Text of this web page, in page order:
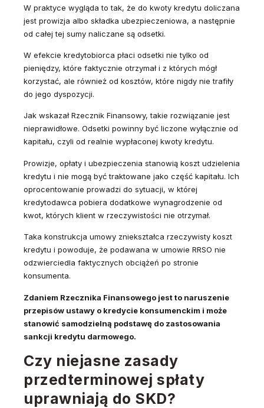
W praktyce wygląda to tak, że do kwoty kredytu doliczana
jest prowizja albo składka ubezpieczeniowa, a następnie
od całej tej sumy naliczane są odsetki.
W efekcie kredytobiorca płaci odsetki nie tylko od
pieniędzy, które faktycznie otrzymał i z których mógł
korzystać, ale również od kosztów, które nigdy nie trafiły
do jego dyspozycji.
Jak wskazał Rzecznik Finansowy, takie rozwiązanie jest
nieprawidłowe. Odsetki powinny być liczone wyłącznie od
kapitału, czyli od realnie wypłaconej kwoty kredytu.
Prowizje, opłaty i ubezpieczenia stanowią koszt udzielenia
kredytu i nie mogą być traktowane jako część kapitału. Ich
oprocentowanie prowadzi do sytuacji, w której
kredytodawca pobiera dodatkowe wynagrodzenie od
kwot, których klient w rzeczywistości nie otrzymał.
Taka konstrukcja umowy zniekształca rzeczywisty koszt
kredytu i powoduje, że podawana w umowie RRSO nie
odzwierciedla faktycznych obciążeń po stronie
konsumenta.
Zdaniem Rzecznika Finansowego jest to naruszenie
przepisów ustawy o kredycie konsumenckim i może
stanowić samodzielną podstawę do zastosowania
sankcji kredytu darmowego.
Czy niejasne zasady
przedterminowej spłaty
uprawniają do SKD?